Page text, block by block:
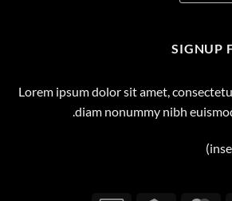
SIGNUP
Lorem ipsum dolor sit amet,
diam nonummy nibh